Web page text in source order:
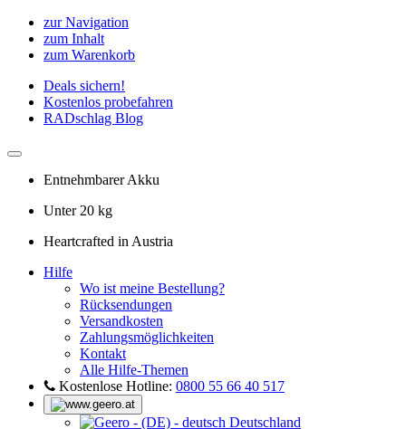
zur Navigation
zum Inhalt
zum Warenkorb
Deals sichern!
Kostenlos probefahren
RADschlag Blog
Entnehmbarer Akku
Unter 20 kg
Heartcrafted in Austria
Hilfe
Wo ist meine Bestellung?
Rücksendungen
Versandkosten
Zahlungsmöglichkeiten
Kontakt
Alle Hilfe-Themen
Kostenlose Hotline: 0800 55 66 40 517
Deutschland